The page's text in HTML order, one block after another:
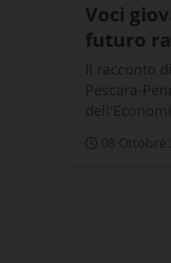
Voci
futuro
Firenze
Il racconto
Pescara-
08 Ottobre